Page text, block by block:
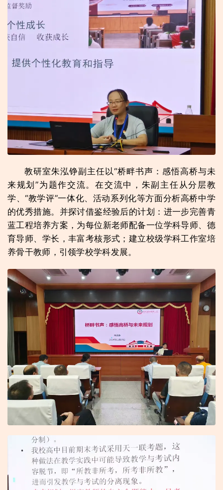
教研室朱泓铮副主任以“桥畔书声：感悟高桥与未
来规划”为题作交流。在交流中，朱副主任从分层教
学、“教学评”一体化、活动系列化等方面分析高桥中学
的优秀措施。并探讨借鉴经验后的计划：进一步完善青
蓝工程培养方案，为每位新老师配备一位学科导师、德
育导师、学长，丰富考核形式；建立校级学科工作室培
养骨干教师，引领学校学科发展。